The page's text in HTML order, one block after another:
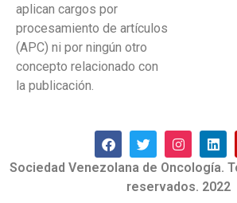
aplican cargos por
procesamiento de artículos
(APC) ni por ningún otro
concepto relacionado con
la publicación.
Sociedad Venezolana de Oncología.
reservados. 2022